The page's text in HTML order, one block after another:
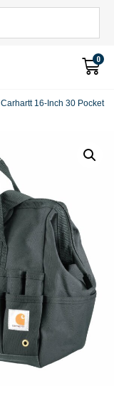
0
16-Inch 30 Pocket